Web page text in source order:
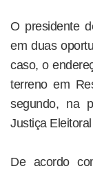
O presidente
em duas
caso, o
terreno em
segundo, na
Justiça
De acordo